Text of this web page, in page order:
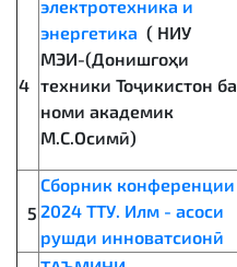
4
электротехника и
энергетика ( НИУ
МЭИ-(Донишгоҳи
техники Тоҷикистон ба
номи академик
М.С.Осимӣ)
5
Сборник конференции
2024 ТТУ. Илм - асоси
рушди инноватсионӣ